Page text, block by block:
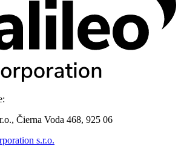
Čierna Voda 468, 925 06
s.r.o.